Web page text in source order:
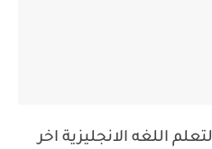
تحميل تطبيق كيك Cake لتعلم اللغه الانجليزية اخر